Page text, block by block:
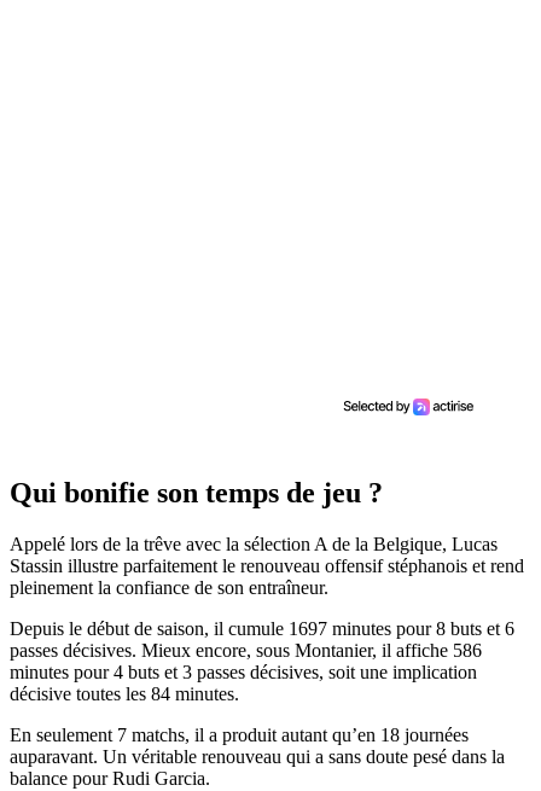
Qui bonifie son temps de jeu ?
Appelé lors de la trêve avec la sélection A de la Belgique, Lucas
Stassin illustre parfaitement le renouveau offensif stéphanois et rend
pleinement la confiance de son entraîneur.
Depuis le début de saison, il cumule 1697 minutes pour 8 buts et 6
passes décisives. Mieux encore, sous Montanier, il affiche 586
minutes pour 4 buts et 3 passes décisives, soit une implication
décisive toutes les 84 minutes.
En seulement 7 matchs, il a produit autant qu’en 18 journées
auparavant. Un véritable renouveau qui a sans doute pesé dans la
balance pour Rudi Garcia.